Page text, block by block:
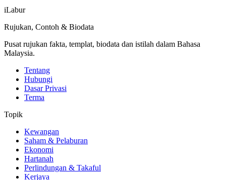
iLabur
Rujukan, Contoh & Biodata
Pusat rujukan fakta, templat, biodata dan istilah dalam Bahasa
Malaysia.
Tentang
Hubungi
Dasar Privasi
Terma
Topik
Kewangan
Saham & Pelaburan
Ekonomi
Hartanah
Perlindungan & Takaful
Kerjaya